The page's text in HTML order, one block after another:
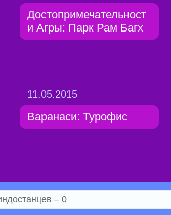
Достопримечательност
и Агры: Парк Рам Багх
11.05.2015
Варанаси: Турофис
– 0